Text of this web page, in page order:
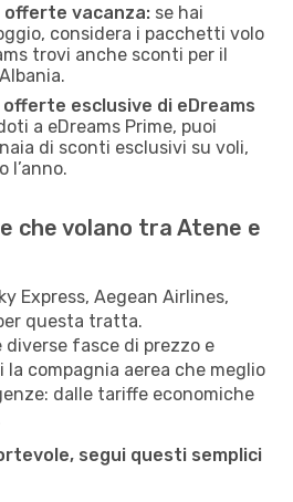
vacanza: se hai
considera i pacchetti volo
trovi anche sconti per il
esclusive di eDreams
a eDreams Prime, puoi
di sconti esclusivi su voli,
l’anno.
che volano tra Atene e
Express, Aegean Airlines,
questa tratta.
diverse fasce di prezzo e
la compagnia aerea che meglio
dalle tariffe economiche
segui questi semplici